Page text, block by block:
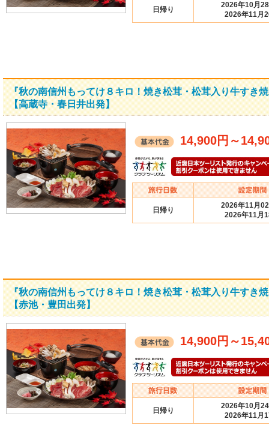
日帰り
2026年10月
2026年11月
『秋の南信州もってけ８キロ！焼き松茸・松茸入り牛すき
【高蔵寺・春日井出発】
14,900円 ～
日帰り
2026年11月
2026年11月
『秋の南信州もってけ８キロ！焼き松茸・松茸入り牛すき
【赤池・豊田出発】
14,900円 ～
日帰り
2026年10月
2026年11月